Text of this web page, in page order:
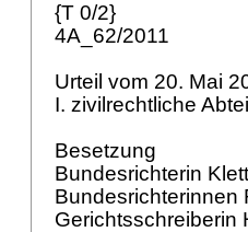
{T 0/2}
4A_62/2011
Urteil vom 20. Mai
I. zivilrechtliche
Besetzung
Bundesrichterin
Bundesrichterinnen
Gerichtsschreiberin